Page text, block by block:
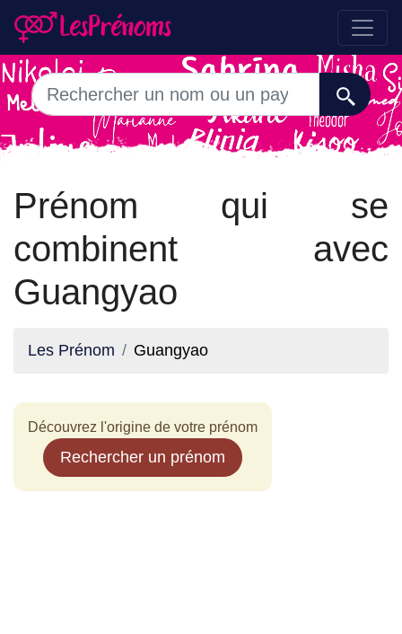
Prénom qui se
combinent avec
Guangyao
Les Prénom Guangyao
Découvrez l'origine de votre prénom
Rechercher un prénom